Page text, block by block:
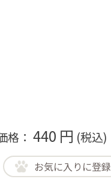
格： 440 円 (税込)
お気に入りに登録